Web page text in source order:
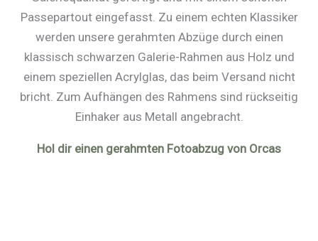
Passepartout eingefasst. Zu einem echten Klassiker
werden unsere gerahmten Abzüge durch einen
klassisch schwarzen Galerie-Rahmen aus Holz und
einem speziellen Acrylglas, das beim Versand nicht
bricht. Zum Aufhängen des Rahmens sind rückseitig
Einhaker aus Metall angebracht.
Hol dir einen gerahmten Fotoabzug von Orcas